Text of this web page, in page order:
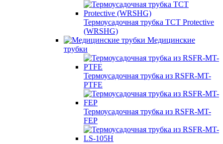
Термоусадочная трубка TCT Protective
(WRSHG)
Медицинские
трубки
Термоусадочная трубка из RSFR-MT-
PTFE
Термоусадочная трубка из RSFR-MT-
FEP